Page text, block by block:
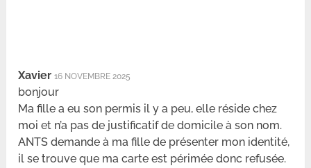
Xavier 16 NOVEMBRE 2025
bonjour
Ma fille a eu son permis il y a peu, elle réside chez
moi et n’a pas de justificatif de domicile à son nom.
ANTS demande à ma fille de présenter mon identité,
il se trouve que ma carte est périmée donc refusée.